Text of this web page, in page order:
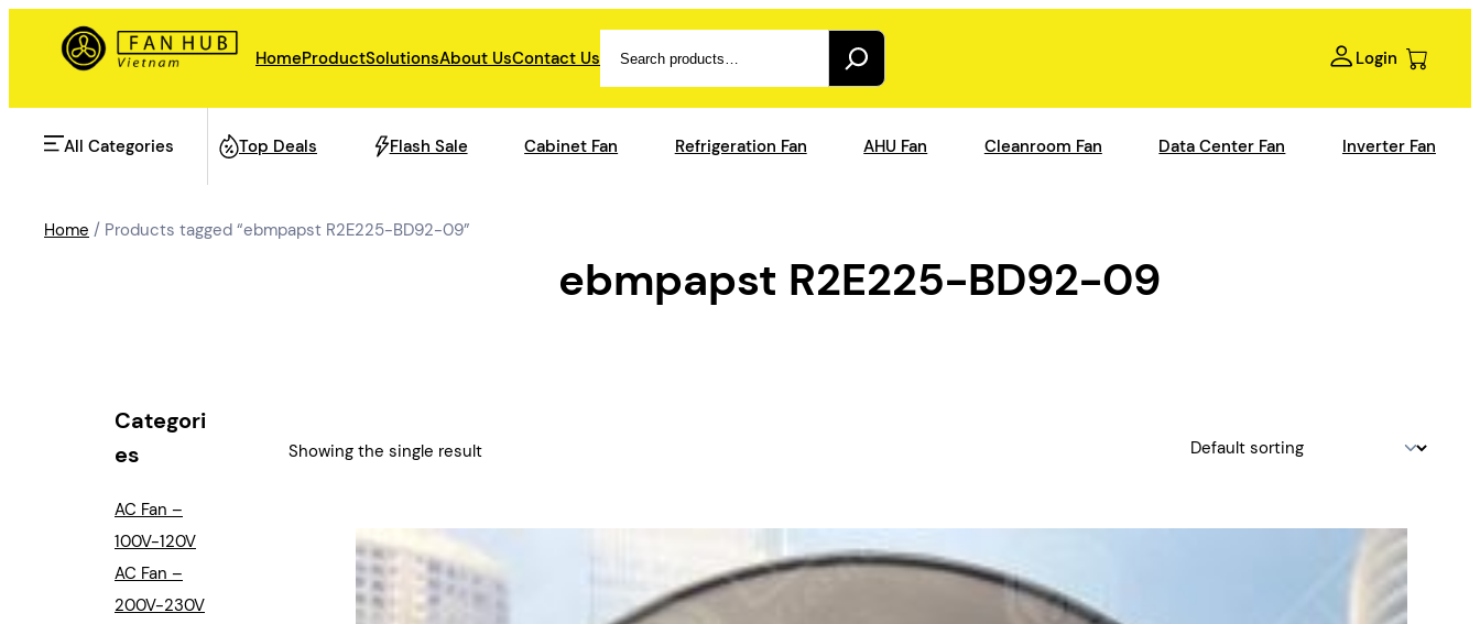
HomeProductSolutionsAbout UsContact Us Login
All Categories
AHU Fan
Refrigeration Fan
Industrial Automation
Cleanroom Fan
Air Purification
Top Deals Flash Sale Cabinet Fan Refrigeration Fan AHU Fan Cleanroom Fan Data Center Fan Inverter Fan
Categori
es
AC Fan –
100V-120V
AC Fan –
200V-230V
Home / Products tagged “ebmpapst R2E225-BD92-09”
ebmpapst R2E225-BD92-09
Showing the single result